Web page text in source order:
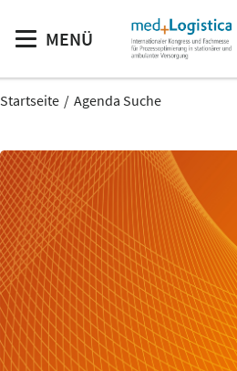
MENÜ
Startseite Agenda Suche